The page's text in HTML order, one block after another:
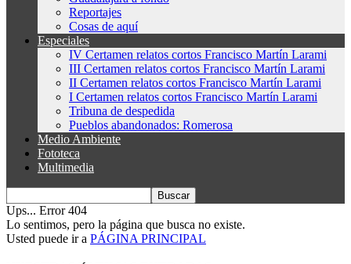
Reportajes
Cosas de aquí
Especiales
IV Certamen relatos cortos Francisco Martín Larami
III Certamen relatos cortos Francisco Martín Larami
II Certamen relatos cortos Francisco Martín Larami
I Certamen relatos cortos Francisco Martín Larami
Tribuna de despedida
Pueblos abandonados: Romerosa
Medio Ambiente
Fototeca
Multimedia
Ups... Error 404
Lo sentimos, pero la página que busca no existe.
Usted puede ir a PÁGINA PRINCIPAL